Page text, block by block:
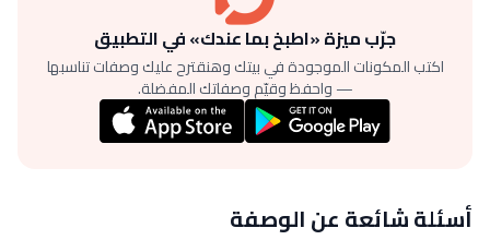
جرّب ميزة «اطبخ بما عندك» في التطبيق
اكتب المكونات الموجودة في بيتك وهنقترح عليك وصفات تناسبها
— واحفظ وقيّم وصفاتك المفضلة.
أسئلة شائعة عن الوصفة